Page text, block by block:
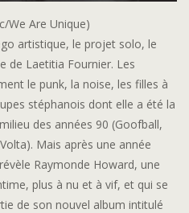
We Are Unique)
artistique, le projet solo, le
de Laetitia Fournier. Les
le punk, la noise, les filles à
stéphanois dont elle a été la
des années 90 (Goofball,
Mais après une année
Raymonde Howard, une
plus à nu et à vif, et qui se
de son nouvel album intitulé